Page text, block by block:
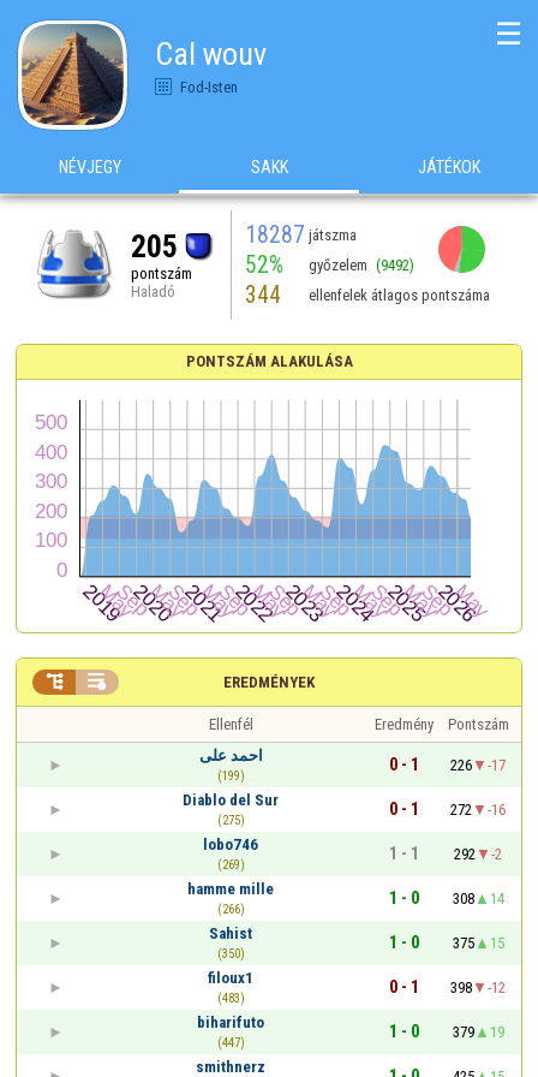
Cal wouv
Fod-Isten
☰
NÉVJEGY SAKK JÁTÉKOK
205
pontszám
Haladó
18287 játszma
52% győzelem (9492)
344 ellenfelek átlagos pontszáma
PONTSZÁM ALAKULÁSA
EREDMÉNYEK
 
Ellenfél Eredmény
Pontszám
احمد على
(199)
0 - 1 226
-17
Diablo del Sur
(275)
0 - 1 272
-16
lobo746
(269)
1 - 1 292
-2
hamme mille
(266)
1 - 0 308
14
Sahist
(350)
1 - 0 375
15
filoux1
(483)
0 - 1 398
-12
biharifuto
(447)
1 - 0 379
19
smithnerz